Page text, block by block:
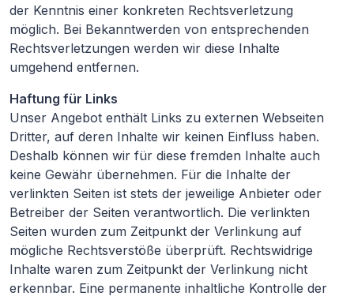
der Kenntnis einer konkreten Rechtsverletzung
möglich. Bei Bekanntwerden von entsprechenden
Rechtsverletzungen werden wir diese Inhalte
umgehend entfernen.
Haftung für Links
Unser Angebot enthält Links zu externen Webseiten
Dritter, auf deren Inhalte wir keinen Einfluss haben.
Deshalb können wir für diese fremden Inhalte auch
keine Gewähr übernehmen. Für die Inhalte der
verlinkten Seiten ist stets der jeweilige Anbieter oder
Betreiber der Seiten verantwortlich. Die verlinkten
Seiten wurden zum Zeitpunkt der Verlinkung auf
mögliche Rechtsverstöße überprüft. Rechtswidrige
Inhalte waren zum Zeitpunkt der Verlinkung nicht
erkennbar. Eine permanente inhaltliche Kontrolle der